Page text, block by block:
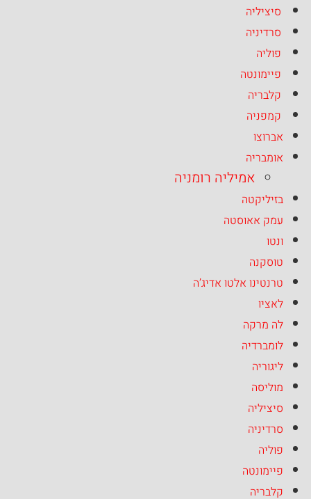
סיציליה
סרדיניה
פוליה
פיימונטה
קלבריה
קמפניה
אברוצו
אומבריה
אמיליה רומניה
בזיליקטה
עמק אאוסטה
ונטו
טוסקנה
טרנטינו אלטו אדיג’ה
לאציו
לה מרקה
לומברדיה
ליגוריה
מוליסה
סיציליה
סרדיניה
פוליה
פיימונטה
קלבריה